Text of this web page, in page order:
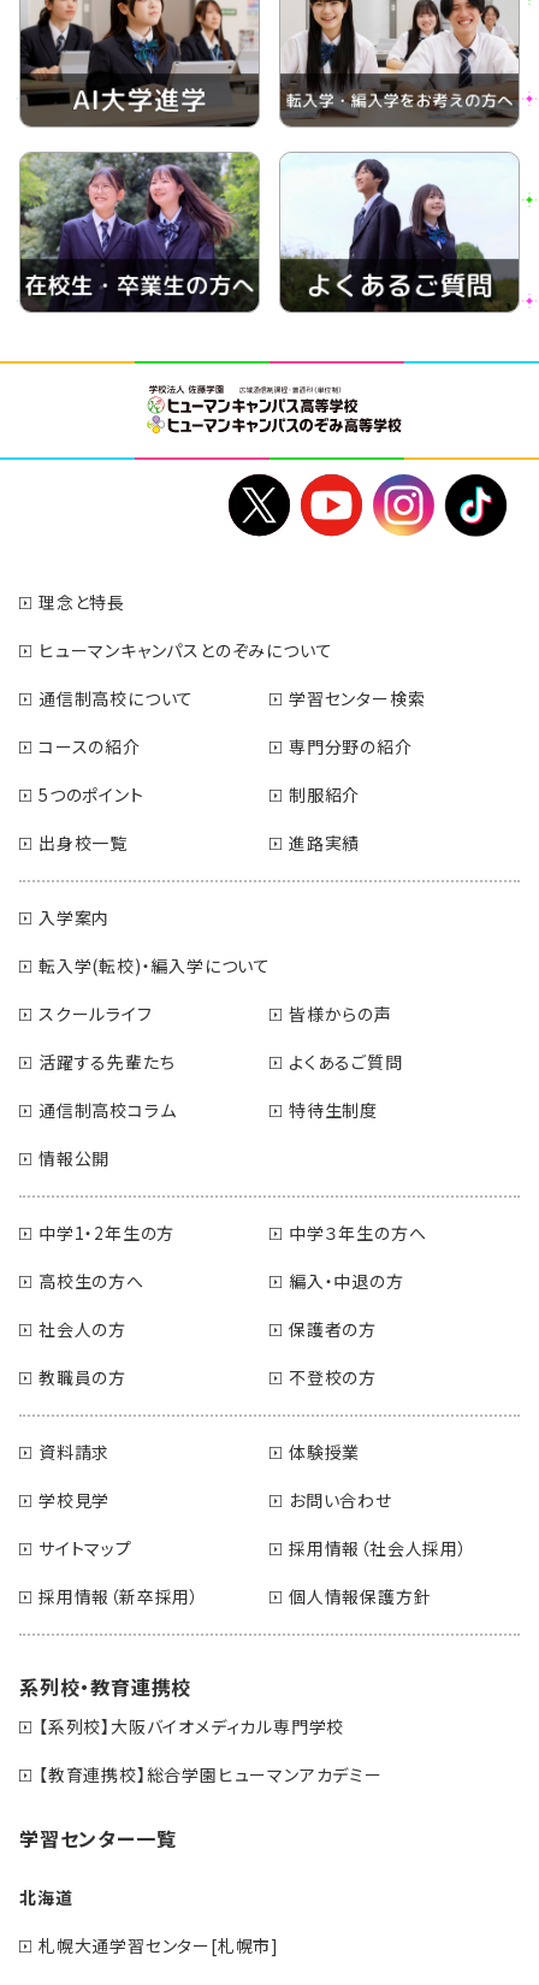
理念と特長
ヒューマンキャンパスとのぞみについて
通信制高校について
学習センター検索
コースの紹介
専門分野の紹介
5つのポイント
制服紹介
出身校一覧
進路実績
入学案内
転入学(転校)・編入学について
スクールライフ
皆様からの声
活躍する先輩たち
よくあるご質問
通信制高校コラム
特待生制度
情報公開
中学1・2年生の方
中学３年生の方へ
高校生の方へ
編入・中退の方
社会人の方
保護者の方
教職員の方
不登校の方
資料請求
体験授業
学校見学
お問い合わせ
サイトマップ
採用情報（社会人採用）
採用情報（新卒採用）
個人情報保護方針
系列校・教育連携校
【系列校】大阪バイオメディカル専門学校
【教育連携校】総合学園ヒューマンアカデミー
学習センター一覧
北海道
札幌大通学習センター[札幌市]